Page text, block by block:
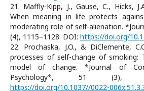
21. Maffly-Kipp, J., Gause, C., Hicks,
When meaning in life protects
moderating role of self-alienation.
(4), 1115–1128. DOI: https://doi.org/
22. Prochaska, J.O., & DiClemente,
processes of self-change of smoking:
model of change. *Journal of
Psychology*, 51 (3),
https://doi.org/10.1037//0022-